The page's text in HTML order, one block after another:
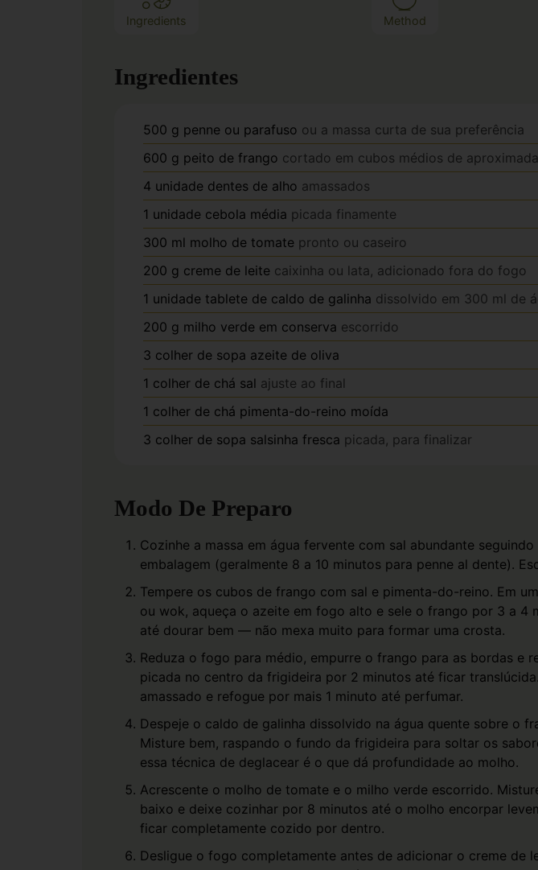
Ingredients Method
Ingredientes
500 g penne ou parafuso ou a massa curta de sua preferência
600 g peito de frango cortado em cubos médios de
4 unidade dentes de alho amassados
1 unidade cebola média picada finamente
300 ml molho de tomate pronto ou caseiro
200 g creme de leite caixinha ou lata, adicionado fora do fogo
1 unidade tablete de caldo de galinha dissolvido em 300 ml de
200 g milho verde em conserva escorrido
3 colher de sopa azeite de oliva
1 colher de chá sal ajuste ao final
1 colher de chá pimenta-do-reino moída
3 colher de sopa salsinha fresca picada, para finalizar
Modo De Preparo
Cozinhe a massa em água fervente com sal abundante
embalagem (geralmente 8 a 10 minutos para penne al dente).
Tempere os cubos de frango com sal e pimenta-do-reino. Em
ou wok, aqueça o azeite em fogo alto e sele o frango por 3 a 4
até dourar bem — não mexa muito para formar uma crosta.
Reduza o fogo para médio, empurre o frango para as bordas e
picada no centro da frigideira por 2 minutos até ficar
amassado e refogue por mais 1 minuto até perfumar.
Despeje o caldo de galinha dissolvido na água quente sobre o
Misture bem, raspando o fundo da frigideira para soltar os
essa técnica de deglacear é o que dá profundidade ao molho.
Acrescente o molho de tomate e o milho verde escorrido.
baixo e deixe cozinhar por 8 minutos até o molho encorpar
ficar completamente cozido por dentro.
Desligue o fogo completamente antes de adicionar o creme de